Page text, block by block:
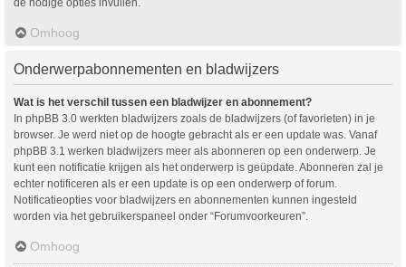
Omhoog
Onderwerpabonnementen en bladwijzers
Wat is het verschil tussen een bladwijzer en abonnement?
In phpBB 3.0 werkten bladwijzers zoals de bladwijzers (of favorieten) in je
browser. Je werd niet op de hoogte gebracht als er een update was. Vanaf
phpBB 3.1 werken bladwijzers meer als abonneren op een onderwerp. Je
kunt een notificatie krijgen als het onderwerp is geüpdate. Abonneren zal je
echter notificeren als er een update is op een onderwerp of forum.
Notificatieopties voor bladwijzers en abonnementen kunnen ingesteld
worden via het gebruikerspaneel onder “Forumvoorkeuren”.
Omhoog